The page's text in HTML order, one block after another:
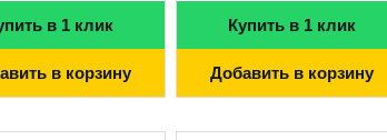
в 1 клик
в корзину
Купить в 1 клик
Добавить в корзину